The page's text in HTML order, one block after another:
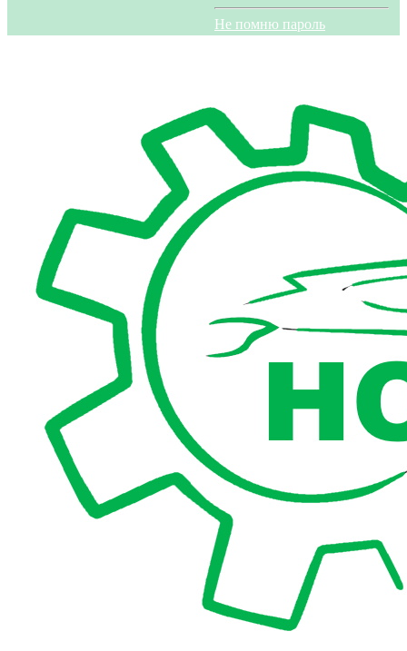
Не помню пароль